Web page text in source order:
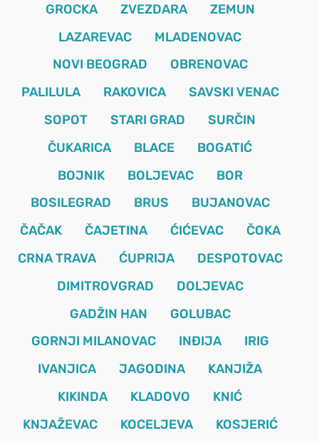
GROCKA
ZVEZDARA
ZEMUN
LAZAREVAC
MLADENOVAC
NOVI BEOGRAD
OBRENOVAC
PALILULA
RAKOVICA
SAVSKI VENAC
SOPOT
STARI GRAD
SURČIN
ČUKARICA
BLACE
BOGATIĆ
BOJNIK
BOLJEVAC
BOR
BOSILEGRAD
BRUS
BUJANOVAC
ČAČAK
ČAJETINA ĆIĆEVAC
ČOKA
CRNA TRAVA
ĆUPRIJA
DESPOTOVAC
DIMITROVGRAD
DOLJEVAC
GADŽIN HAN
GOLUBAC
GORNJI MILANOVAC
INĐIJA
IRIG
IVANJICA
JAGODINA
KANJIŽA
KIKINDA
KLADOVO
KNIĆ
KNJAŽEVAC
KOCELJEVA
KOSJERIĆ